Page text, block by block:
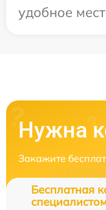
удобное
Нужна
Закажите
Бесплатная